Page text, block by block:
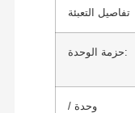
تفاصيل التعبئة
حزمة الوحدة:
وحدة /